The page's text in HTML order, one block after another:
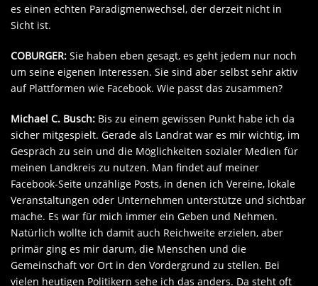
es einen echten Paradigmenwechsel, der derzeit nicht in
Sicht ist.
COBURGER: Sie haben eben gesagt, es geht jedem nur noch
um seine eigenen Interessen. Sie sind aber selbst sehr aktiv
auf Plattformen wie Facebook. Wie passt das zusammen?
Michael C. Busch: Bis zu einem gewissen Punkt habe ich da
sicher mitgespielt. Gerade als Landrat war es mir wichtig, im
Gespräch zu sein und die Möglichkeiten sozialer Medien für
meinen Landkreis zu nutzen. Man findet auf meiner
Facebook-Seite unzählige Posts, in denen ich Vereine, lokale
Veranstaltungen oder Unternehmen unterstütze und sichtbar
mache. Es war für mich immer ein Geben und Nehmen.
Natürlich wollte ich damit auch Reichweite erzielen, aber
primär ging es mir darum, die Menschen und die
Gemeinschaft vor Ort in den Vordergrund zu stellen. Bei
vielen heutigen Politikern sehe ich das anders. Da steht oft